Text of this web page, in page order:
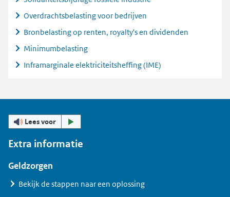
Overdrachtsbelasting voor bedrijven
Bronbelasting op renten, royalty's en dividenden
Minimumbelasting
Inframarginale elektriciteitsheffing (IME)
Lees voor
Extra informatie
Geldzorgen
Bekijk de stappen naar een oplossing